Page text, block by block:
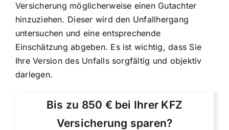
Versicherung möglicherweise einen Gutachter
hinzuziehen. Dieser wird den Unfallhergang
untersuchen und eine entsprechende
Einschätzung abgeben. Es ist wichtig, dass Sie
Ihre Version des Unfalls sorgfältig und objektiv
darlegen.
Bis zu 850 € bei Ihrer KFZ
Versicherung sparen?